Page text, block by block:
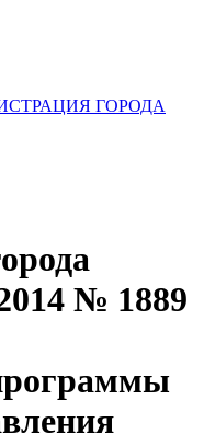
ГОРОДА
№ 1889